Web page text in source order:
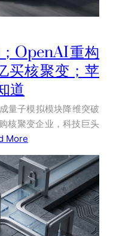
OpenAI重构
买核聚变；苹
道
量子模拟模块降维突破
核聚变企业，科技巨头
More